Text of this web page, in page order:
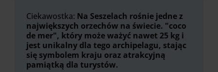
Ciekawostka: Na Seszelach rośnie jedne z
największych orzechów na świecie. "coco
de mer", który może ważyć nawet 25 kg i
jest unikalny dla tego archipelagu, stając
się symbolem kraju oraz atrakcyjną
pamiątką dla turystów.